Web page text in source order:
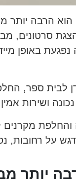
הוא הרבה
סרטונים,
באופן
לבית ספר,
ושירות
מקרנים
על רחובות,
יותר